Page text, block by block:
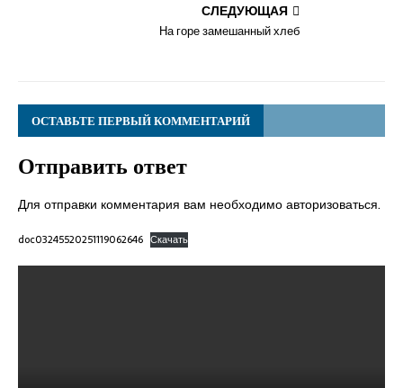
СЛЕДУЮЩАЯ
На горе замешанный хлеб
ОСТАВЬТЕ ПЕРВЫЙ КОММЕНТАРИЙ
Отправить ответ
Для отправки комментария вам необходимоавторизоваться.
doc03245520251119062646 Скачать